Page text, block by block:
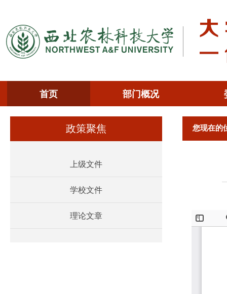
首页 部门概况
政策聚焦
上级文件
学校文件
理论文章
您现在的